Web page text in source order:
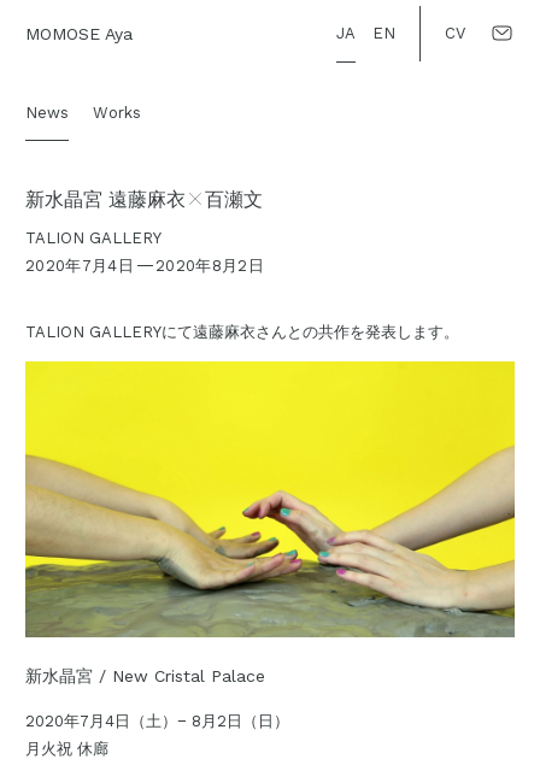
MOMOSE Aya
News Works
JA EN CV
新水晶宮 遠藤麻衣 ×百瀬文
TALION GALLERY
2020年7月4日
2020年8月2日
TALION GALLERYにて遠藤麻衣さんとの共作を発表します。
新水晶宮 / New Cristal Palace
2020年7月4日（土）− 8月2日（日）
月火祝 休廊